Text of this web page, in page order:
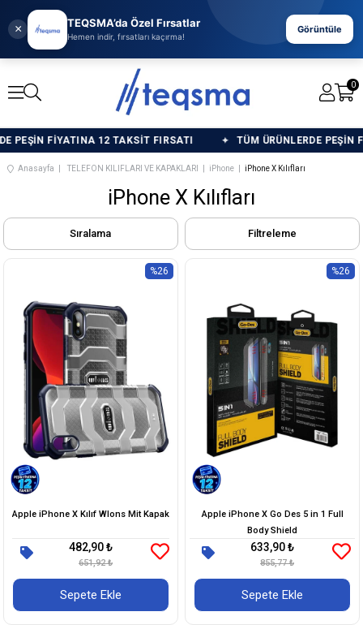
× TEQSMA’da Özel Fırsatlar
Hemen indir, fırsatları kaçırma!
Görüntüle
0
FİYATINA 12 TAKSİT FIRSATI TÜM ÜRÜNLERDE PEŞİN
Anasayfa TELEFON KILIFLARI VE KAPAKLARI iPhone iPhone X Kılıfları
iPhone X Kılıfları
Filtreleme
Sıralama
Apple iPhone X Kılıf Wlons Mit Kapak
482,90 ₺
651,92 ₺
Sepete Ekle
%26
Apple iPhone X Go Des 5 in 1 Full
Body Shield
633,90 ₺
855,77 ₺
Sepete Ekle
%26